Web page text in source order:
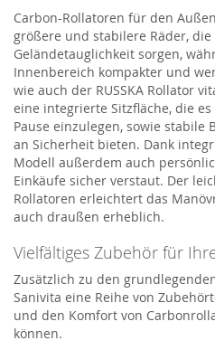
Carbon-Rollatoren für den
größere und stabilere Räder,
Geländetauglichkeit sorgen,
Innenbereich kompakter und
wie auch der RUSSKA Rollator
eine integrierte Sitzfläche, die
Pause einzulegen, sowie stabile
an Sicherheit bieten. Dank
Modell außerdem auch
Einkäufe sicher verstaut. Der
Rollatoren erleichtert das
auch draußen erheblich.
Vielfältiges Zubehör für
Zusätzlich zu den
Sanivita eine Reihe von
und den Komfort von
können.